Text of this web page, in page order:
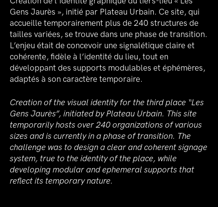
Gens Jaurès », initié par Plateau Urbain. Ce site, qui
accueille temporairement plus de 240 structures de
tailles variées, se trouve dans une phase de transition.
L’enjeu était de concevoir une signalétique claire et
cohérente, fidèle à l’identité du lieu, tout en
développant des supports modulables et éphémères,
adaptés à son caractère temporaire.
Creation of the visual identity for the third place “Les
Gens Jaurès”, initiated by Plateau Urbain. This site
temporarily hosts over 240 organizations of various
sizes and is currently in a phase of transition. The
challenge was to design a clear and coherent signage
system, true to the identity of the place, while
developing modular and ephemeral supports that
reflect its temporary nature.